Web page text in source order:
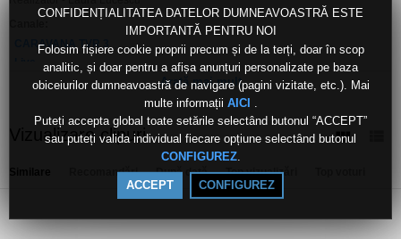
CONFIDENȚIALITATEA DATELOR DUMNEAVOASTRĂ ESTE
IMPORTANTĂ PENTRU NOI
Folosim fișiere cookie proprii precum și de la terți, doar în scop
analitic, și doar pentru a afișa anunțuri personalizate pe baza
obiceiurilor dumneavoastră de navigare (pagini vizitate, etc.). Mai
multe informații AICI
Puteți accepta global toate setările selectând butonul “ACCEPT”
sau puteți valida individual fiecare opțiune selectând butonul
CONFIGUREZ.
ACCEPT CONFIGUREZ
CARAVANA TVR 3
Etichete:
focșani
Arată mai mult
Vizualizare clipuri
Recomandări După dată Top vizualizări